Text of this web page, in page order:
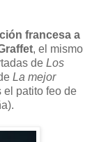
francesa a
, el mismo
de Los
La mejor
el patito feo de